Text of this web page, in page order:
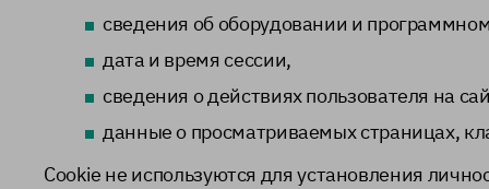
сведения об оборудовании и
дата и время сессии,
сведения о действиях пользователя на
данные о просматриваемых страницах,
Сookie не используются для установления